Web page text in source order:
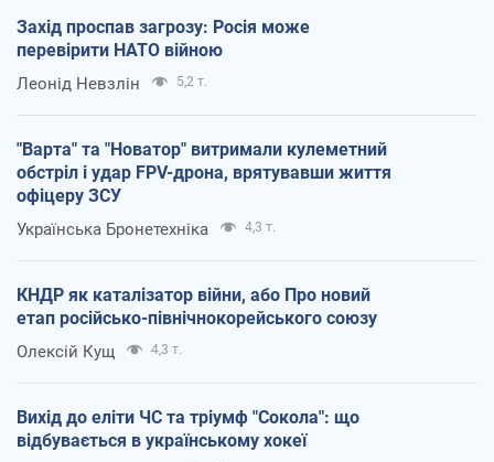
Захід проспав загрозу: Росія може
перевірити НАТО війною
Леонід Невзлін 5,2 т.
"Варта" та "Новатор" витримали кулеметний
обстріл і удар FPV-дрона, врятувавши життя
офіцеру ЗСУ
Українська Бронетехніка 4,3 т.
КНДР як каталізатор війни, або Про новий
етап російсько-північнокорейського союзу
Олексій Кущ 4,3 т.
Вихід до еліти ЧС та тріумф "Сокола": що
відбувається в українському хокеї